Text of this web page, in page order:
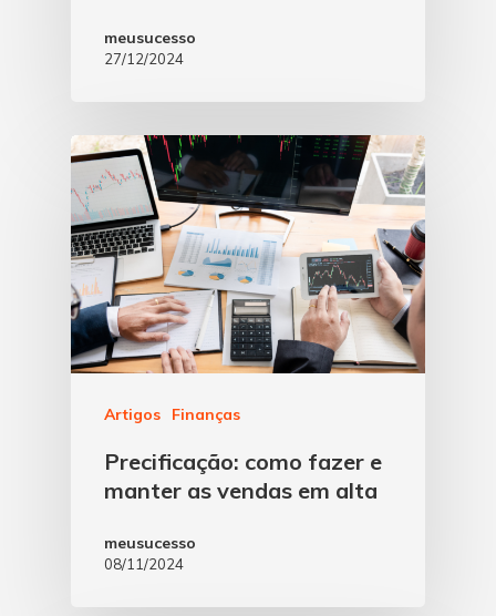
meusucesso
27/12/2024
Artigos Finanças
Precificação: como fazer e
manter as vendas em alta
meusucesso
08/11/2024